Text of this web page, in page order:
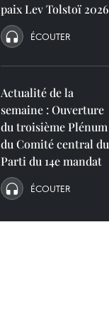
paix Lev Tolstoï 2026
ÉCOUTER
Actualité de la
semaine : Ouverture
du troisième Plénum
du Comité central du
Parti du 14e mandat
ÉCOUTER